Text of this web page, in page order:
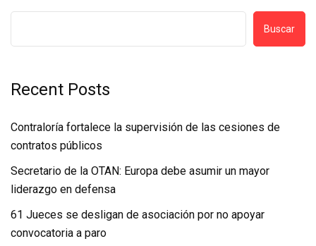
Buscar
Recent Posts
Contraloría fortalece la supervisión de las cesiones de
contratos públicos
Secretario de la OTAN: Europa debe asumir un mayor
liderazgo en defensa
61 Jueces se desligan de asociación por no apoyar
convocatoria a paro